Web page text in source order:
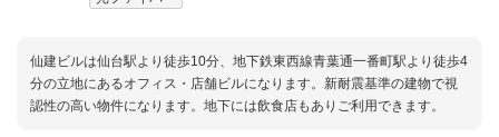
仙建ビルは仙台駅より徒歩10分、地下鉄東西線青葉通一番町駅より徒歩4
分の立地にあるオフィス・店舗ビルになります。新耐震基準の建物で視
認性の高い物件になります。地下には飲食店もありご利用できます。